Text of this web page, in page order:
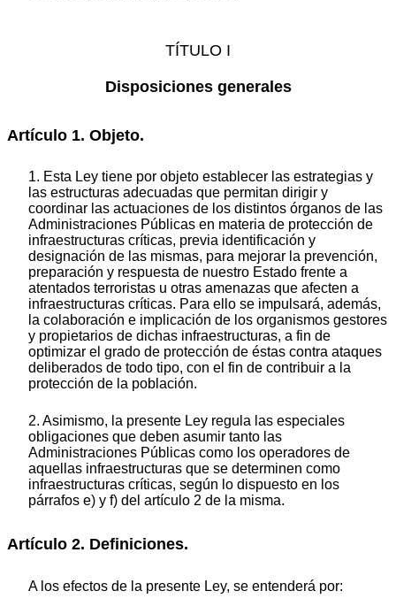
TÍTULO I
Disposiciones generales
Artículo 1. Objeto.
1. Esta Ley tiene por objeto establecer las estrategias y
las estructuras adecuadas que permitan dirigir y
coordinar las actuaciones de los distintos órganos de las
Administraciones Públicas en materia de protección de
infraestructuras críticas, previa identificación y
designación de las mismas, para mejorar la prevención,
preparación y respuesta de nuestro Estado frente a
atentados terroristas u otras amenazas que afecten a
infraestructuras críticas. Para ello se impulsará, además,
la colaboración e implicación de los organismos gestores
y propietarios de dichas infraestructuras, a fin de
optimizar el grado de protección de éstas contra ataques
deliberados de todo tipo, con el fin de contribuir a la
protección de la población.
2. Asimismo, la presente Ley regula las especiales
obligaciones que deben asumir tanto las
Administraciones Públicas como los operadores de
aquellas infraestructuras que se determinen como
infraestructuras críticas, según lo dispuesto en los
párrafos e) y f) del artículo 2 de la misma.
Artículo 2. Definiciones.
A los efectos de la presente Ley, se entenderá por: